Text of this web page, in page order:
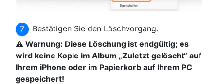
Bestätigen Sie den Löschvorgang.
⚠ Warnung: Diese Löschung ist endgültig; es
wird keine Kopie im Album „Zuletzt gelöscht“ auf
Ihrem iPhone oder im Papierkorb auf Ihrem PC
gespeichert!